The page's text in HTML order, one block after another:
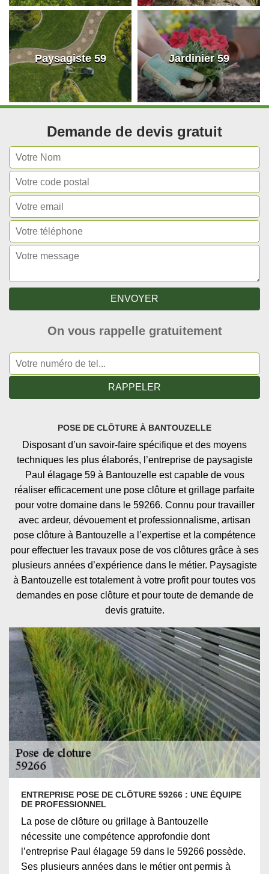
Paysagiste 59 Jardinier 59
Demande de devis gratuit
On vous rappelle gratuitement
POSE DE CLÔTURE À BANTOUZELLE
Disposant d’un savoir-faire spécifique et des moyens
techniques les plus élaborés, l’entreprise de paysagiste
Paul élagage 59 à Bantouzelle est capable de vous
réaliser efficacement une pose clôture et grillage parfaite
pour votre domaine dans le 59266. Connu pour travailler
avec ardeur, dévouement et professionnalisme, artisan
pose clôture à Bantouzelle a l’expertise et la compétence
pour effectuer les travaux pose de vos clôtures grâce à ses
plusieurs années d’expérience dans le métier. Paysagiste
à Bantouzelle est totalement à votre profit pour toutes vos
demandes en pose clôture et pour toute de demande de
devis gratuite.
ENTREPRISE POSE DE CLÔTURE 59266 : UNE ÉQUIPE
DE PROFESSIONNEL
La pose de clôture ou grillage à Bantouzelle
nécessite une compétence approfondie dont
l’entreprise Paul élagage 59 dans le 59266 possède.
Ses plusieurs années dans le métier ont permis à